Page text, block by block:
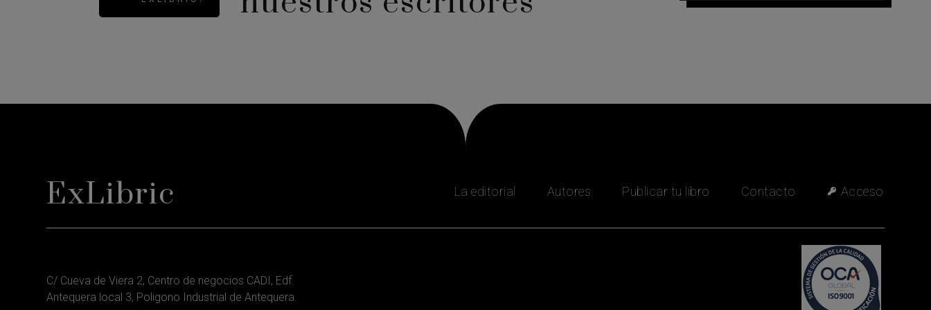
ExLibric La editorial Autores Publicar tu libro Contacto Acceso
C/ Cueva de Viera 2, Centro de negocios CADI, Edf.
Antequera local 3, Poligono Industrial de Antequera.
Quiero información para publicar